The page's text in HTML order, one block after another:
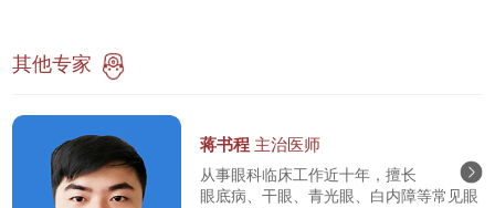
其他专家
蒋书程 主治医师
从事眼科临床工作近十年，擅长
眼底病、干眼、青光眼、白内障等常见眼